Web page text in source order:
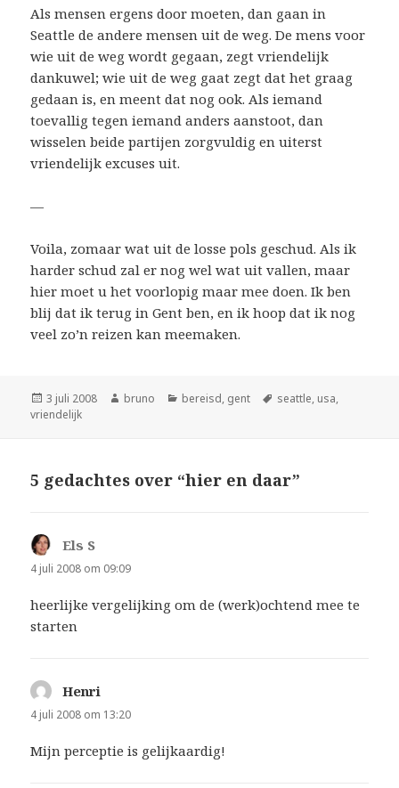
Als mensen ergens door moeten, dan gaan in
Seattle de andere mensen uit de weg. De mens voor
wie uit de weg wordt gegaan, zegt vriendelijk
dankuwel; wie uit de weg gaat zegt dat het graag
gedaan is, en meent dat nog ook. Als iemand
toevallig tegen iemand anders aanstoot, dan
wisselen beide partijen zorgvuldig en uiterst
vriendelijk excuses uit.
—
Voila, zomaar wat uit de losse pols geschud. Als ik
harder schud zal er nog wel wat uit vallen, maar
hier moet u het voorlopig maar mee doen. Ik ben
blij dat ik terug in Gent ben, en ik hoop dat ik nog
veel zo’n reizen kan meemaken.
Geplaatst
op
3 juli 2008 Auteur
bruno Categorieën
bereisd, gent Tags
seattle, usa,
vriendelijk
5 gedachtes over “hier en daar”
Els S
4 juli 2008 om 09:09
heerlijke vergelijking om de (werk)ochtend mee te
starten
Henri
4 juli 2008 om 13:20
Mijn perceptie is gelijkaardig!